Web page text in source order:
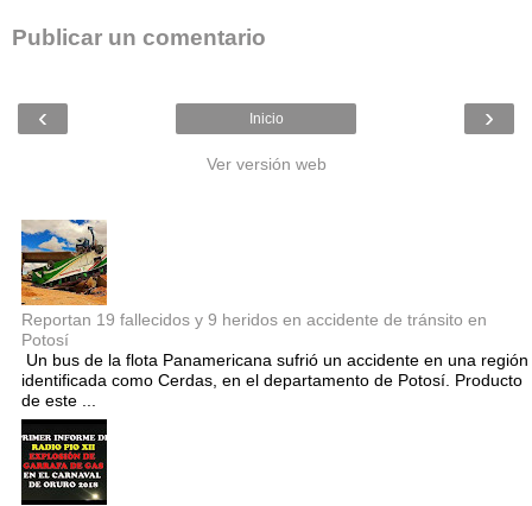
Publicar un comentario
‹ ›
Inicio
Ver versión web
Reportan 19 fallecidos y 9 heridos en accidente de tránsito en
Potosí
Un bus de la flota Panamericana sufrió un accidente en una región
identificada como Cerdas, en el departamento de Potosí. Producto
de este ...